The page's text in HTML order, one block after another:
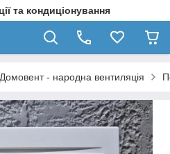
та кондиціонування
Домовент - народна вентиляція